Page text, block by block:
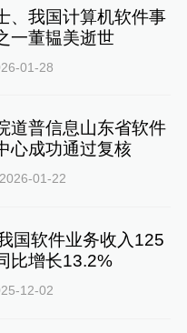
、我国计算机软件事
一董韫美逝世
01-28
道普信息山东省软件
心成功通过复核
2026-01-22
国软件业务收入125
比增长13.2%
12-02